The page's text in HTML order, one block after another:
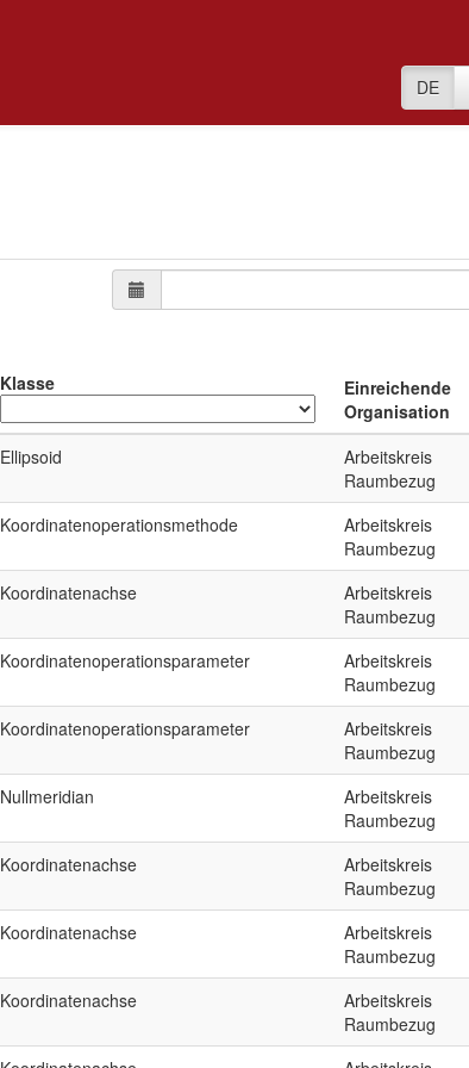
DE
Klasse
Einreichende
Organisation
Ellipsoid
Arbeitskreis
Raumbezug
Koordinatenoperationsmethode
Arbeitskreis
Raumbezug
Koordinatenachse
Arbeitskreis
Raumbezug
Koordinatenoperationsparameter
Arbeitskreis
Raumbezug
Koordinatenoperationsparameter
Arbeitskreis
Raumbezug
Nullmeridian
Arbeitskreis
Raumbezug
Koordinatenachse
Arbeitskreis
Raumbezug
Koordinatenachse
Arbeitskreis
Raumbezug
Koordinatenachse
Arbeitskreis
Raumbezug